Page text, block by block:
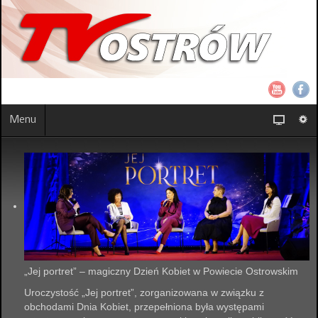
Menu
„Jej portret” – magiczny Dzień Kobiet w Powiecie Ostrowskim
Uroczystość „Jej portret”, zorganizowana w związku z
obchodami Dnia Kobiet, przepełniona była występami